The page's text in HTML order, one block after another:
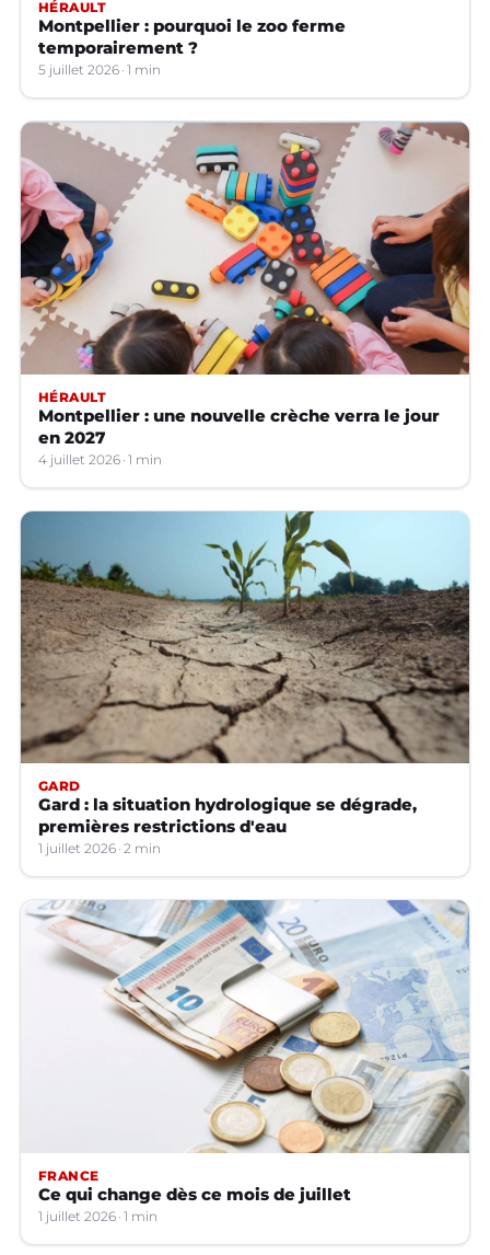
HÉRAULT
Montpellier : pourquoi le zoo ferme
temporairement ?
5 juillet 2026 1 min
HÉRAULT
Montpellier : une nouvelle crèche verra le jour
en 2027
4 juillet 2026 1 min
GARD
Gard : la situation hydrologique se dégrade,
premières restrictions d'eau
1 juillet 2026 2 min
FRANCE
Ce qui change dès ce mois de juillet
1 juillet 2026 1 min